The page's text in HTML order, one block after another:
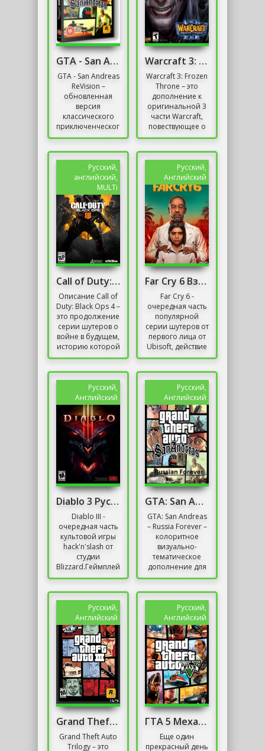
GTA - San Andreas 2020 Remastered
GTA - San Andreas
ReVision –
обновленная
версия
классического
приключенческого
боевика от
неофициальной
командой...
Warcraft 3: Frozen Throne [v.1.26a] (2003) + DOTA
Warcraft 3: Frozen
Throne – это
дополнение к
оригинальной 3
части Warcraft,
повествующее о
продолжении
Артасом и
другими...
Русский,
английский,
MULTi
Call of Duty: Black Ops 4 / Онлайн
Описание Call of
Duty: Black Ops 4 –
это продолжение
серии шутеров о
войне в будущем,
историю которой
развивает
Русский,
Английский
Far Cry 6 Взлом
Far Cry 6 -
очередная часть
популярной
серии шутеров от
первого лица от
Ubisoft, действие
которой
Шестая,...
Русский,
Английский
Diablo 3 Русская Версия Механики 2019
Diablo III -
очередная часть
культовой игры
hack'n'slash от
студии
Blizzard.ГеймплейКак
и в предыдущих
начинается с...
Русский,
Английский
GTA: San Andreas – Russia Forever
GTA: San Andreas
– Russia Forever –
колоритное
визуально-
тематическое
дополнение для
оригинальной
Andreas,
добавляющее в...
Русский,
Английский
Grand Theft Auto Trilogy
Grand Theft Auto
Trilogy – это
Русский,
Английский
ГТА 5 Механики Русская Версия
Еще один
прекрасный день